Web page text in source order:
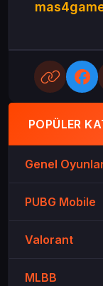
POPÜLER
Genel
PUBG Mobile
Valorant
MLBB